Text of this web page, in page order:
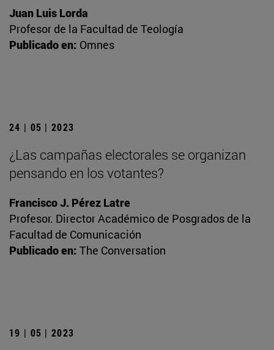
Juan Luis Lorda
Profesor de la Facultad de Teología
Publicado en: Omnes
24 | 05 | 2023
¿Las campañas electorales se organizan
pensando en los votantes?
Francisco J. Pérez Latre
Profesor. Director Académico de Posgrados de la
Facultad de Comunicación
Publicado en: The Conversation
19 | 05 | 2023